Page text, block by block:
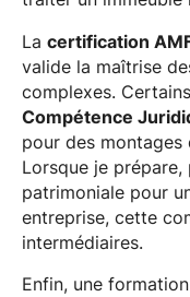
La certification
valide la maîtrise
complexes.
Compétence
pour des montages
Lorsque je
patrimoniale pour
entreprise, cette
intermédiaires.
Enfin, une